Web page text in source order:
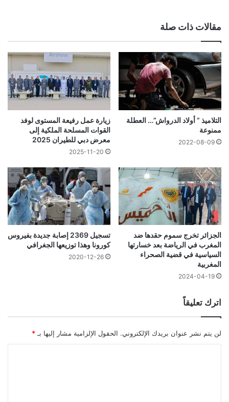
مقالات ذات صلة
التلاميذ ” أولاد الدرواش”… العطلة
ممنوعة
2022-08-09
زيارة عمل رفيعة المستوى لوفد
القوات المسلحة الملكية إلى
معرض دبي للطيران 2025
2025-11-20
الجزائر تخرج سموم حقدها ضد
المغرب في الرياضة بعد خسارتها
السياسية في قضية الصحراء
المغربية
2024-04-19
تسجيل 2369 إصابة جديدة بفيروس
كورونا وهذا توزيعها الجغرافي
2020-12-26
اترك تعليقاً
لن يتم نشر عنوان بريدك الإلكتروني. الحقول الإلزامية مشار إليها بـ *